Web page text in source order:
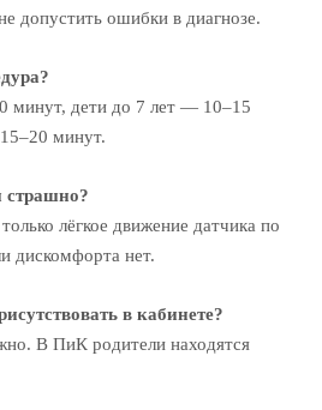
допустить ошибки в диагнозе.
дети до 7 лет — 10–15
минут.
лёгкое движение датчика по
дискомфорта нет.
в кабинете?
В ПиК родители находятся